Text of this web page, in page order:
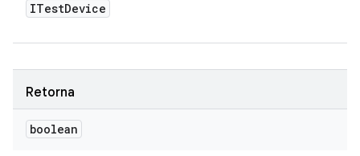
ITestDevice
Retorna
boolean